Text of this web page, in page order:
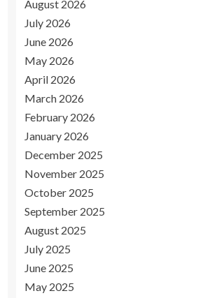
August 2026
July 2026
June 2026
May 2026
April 2026
March 2026
February 2026
January 2026
December 2025
November 2025
October 2025
September 2025
August 2025
July 2025
June 2025
May 2025